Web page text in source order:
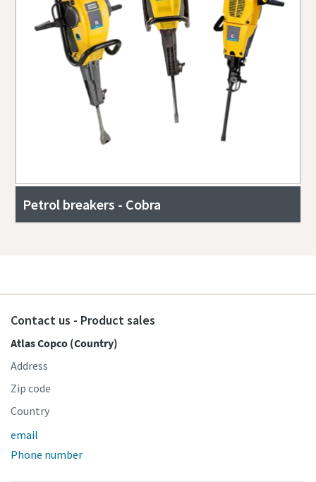
Petrol breakers - Cobra
Contact us - Product sales
Atlas Copco (Country)
Address
Zip code
Country
email
Phone number